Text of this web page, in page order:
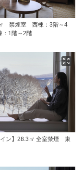
㎡ 禁煙室 西棟：3階～4
1階～2階
イン】28.3㎡ 全室禁煙 東